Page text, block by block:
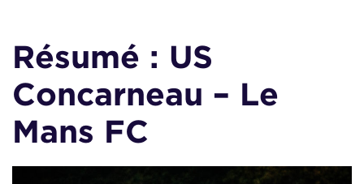
Résumé : US
Concarneau – Le
Mans FC